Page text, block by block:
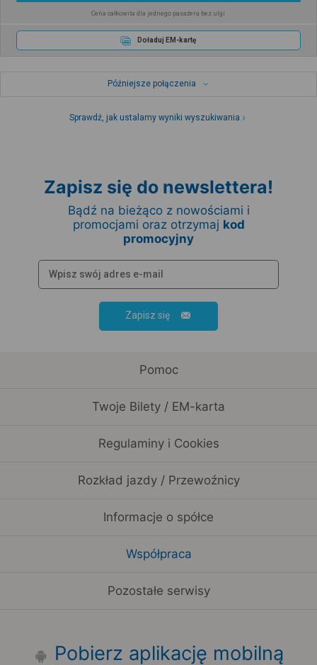
Cena całkowita dla jednego pasażera bez ulgi
Doładuj EM-kartę
Późniejsze połączenia
Sprawdź, jak ustalamy wyniki wyszukiwania
Zapisz się do newslettera!
Bądź na bieżąco z nowościami i
promocjami oraz otrzymaj kod
promocyjny
Zapisz się
Pomoc
Twoje Bilety / EM-karta
Regulaminy i Cookies
Rozkład jazdy / Przewoźnicy
Informacje o spółce
Współpraca
Pozostałe serwisy
Pobierz aplikację mobilną